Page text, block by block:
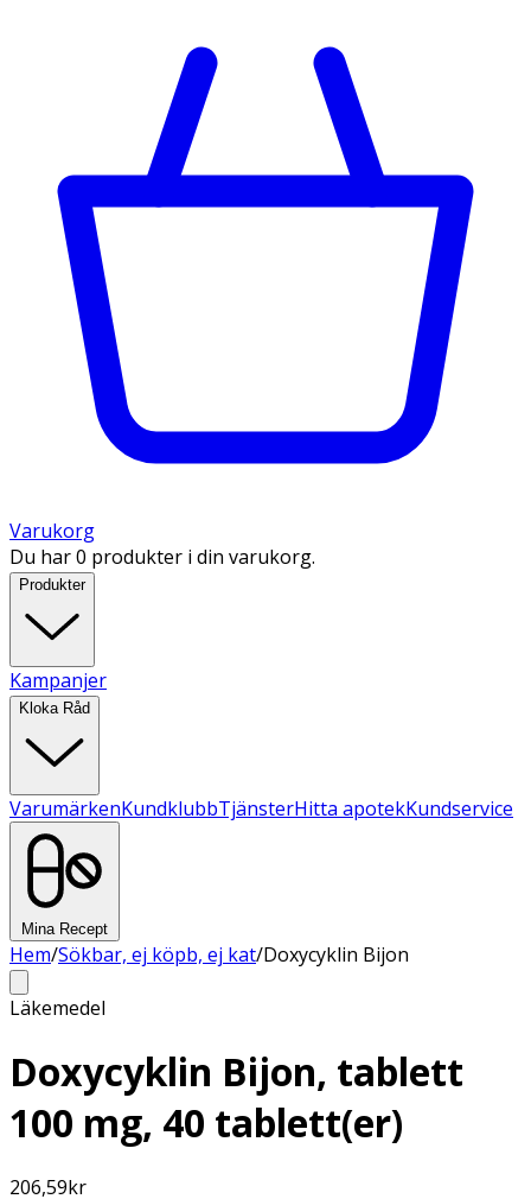
Varukorg
Du har 0 produkter i din varukorg.
Produkter
Kampanjer
Kloka Råd
VarumärkenKundklubbTjänsterHitta apotekKundservice
Mina Recept
Hem/Sökbar, ej köpb, ej kat/Doxycyklin Bijon
Läkemedel
Doxycyklin Bijon, tablett
100 mg, 40 tablett(er)
206,59kr